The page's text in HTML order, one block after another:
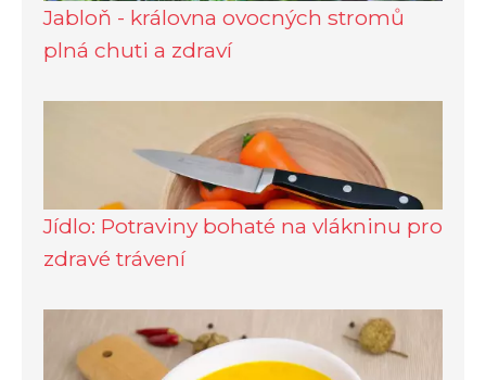
Jabloň - královna ovocných stromů
plná chuti a zdraví
Jídlo: Potraviny bohaté na vlákninu pro
zdravé trávení